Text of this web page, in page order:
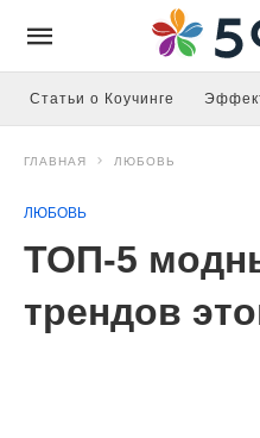
Статьи о Коучинге
ГЛАВНАЯ ЛЮБОВЬ
ЛЮБОВЬ
ТОП-5
трендов